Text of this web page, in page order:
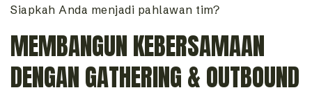
Siapkah Anda menjadi pahlawan tim?
MEMBANGUN KEBERSAMAAN
DENGAN GATHERING & OUTBOUND